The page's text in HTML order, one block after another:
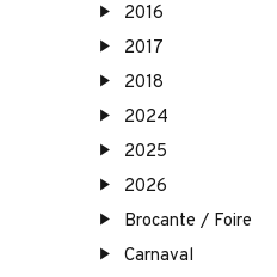
2016
2017
2018
2024
2025
2026
Brocante / Foire
Carnaval